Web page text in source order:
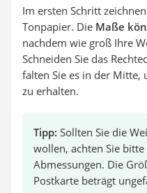
Im ersten Schritt
Tonpapier. Die Maße
nachdem wie groß Ihre
Schneiden Sie das
falten Sie es in der Mitte,
zu erhalten.
Tipp: Sollten Sie die
wollen, achten Sie
Abmessungen. Die
Postkarte beträgt